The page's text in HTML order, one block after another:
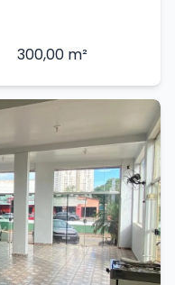
300,00 m²